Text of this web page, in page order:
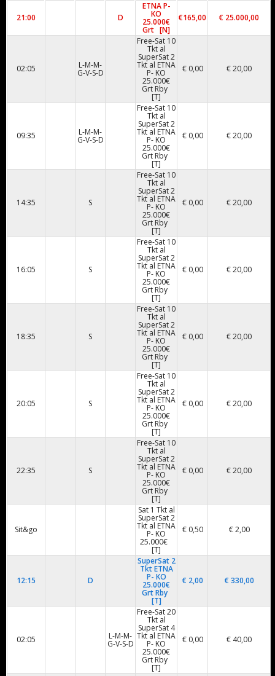
21:00 D
ETNA P-
KO
25.000€
Grt [N]
€165,00 € 25.000,00
02:05 L-M-M-
G-V-S-D
Free-Sat 10
Tkt al
SuperSat 2
Tkt al ETNA
P- KO
25.000€
Grt Rby
[T]
€ 0,00 € 20,00
09:35 L-M-M-
G-V-S-D
Free-Sat 10
Tkt al
SuperSat 2
Tkt al ETNA
P- KO
25.000€
Grt Rby
[T]
€ 0,00 € 20,00
14:35 S
Free-Sat 10
Tkt al
SuperSat 2
Tkt al ETNA
P- KO
25.000€
Grt Rby
[T]
€ 0,00 € 20,00
16:05 S
Free-Sat 10
Tkt al
SuperSat 2
Tkt al ETNA
P- KO
25.000€
Grt Rby
[T]
€ 0,00 € 20,00
18:35 S
Free-Sat 10
Tkt al
SuperSat 2
Tkt al ETNA
P- KO
25.000€
Grt Rby
[T]
€ 0,00 € 20,00
20:05 S
Free-Sat 10
Tkt al
SuperSat 2
Tkt al ETNA
P- KO
25.000€
Grt Rby
[T]
€ 0,00 € 20,00
22:35 S
Free-Sat 10
Tkt al
SuperSat 2
Tkt al ETNA
P- KO
25.000€
Grt Rby
[T]
€ 0,00 € 20,00
Sit&go
Sat 1 Tkt al
SuperSat 2
Tkt al ETNA
P- KO
25.000€
[T]
€ 0,50 € 2,00
12:15 D
SuperSat 2
Tkt ETNA
P- KO
25.000€
Grt Rby
[T]
€ 2,00 € 330,00
02:05 L-M-M-
G-V-S-D
Free-Sat 20
Tkt al
SuperSat 4
Tkt al ETNA
P- KO
25.000€
Grt Rby
[T]
€ 0,00 € 40,00